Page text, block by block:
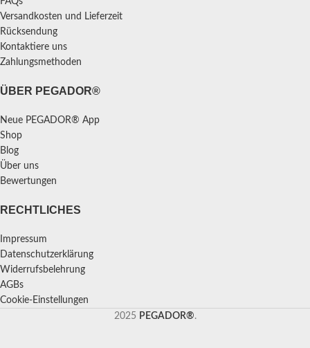
Versandkosten und Lieferzeit
Rücksendung
Kontaktiere uns
Zahlungsmethoden
ÜBER PEGADOR®
Neue PEGADOR® App
Shop
Blog
Über uns
Bewertungen
RECHTLICHES
Impressum
Datenschutzerklärung
Widerrufsbelehrung
AGBs
Cookie-Einstellungen
2025 PEGADOR®.